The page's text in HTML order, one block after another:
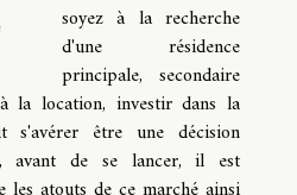
soyez à la recherche
d'une résidence
principale, secondaire
la location, investir dans la
être une décision
avant de se lancer, il est